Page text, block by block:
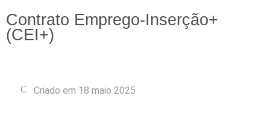
Contrato Emprego-Inserção+
(CEI+)
Criado em 18 maio 2025